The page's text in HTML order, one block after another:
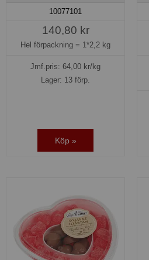
10077101
140,80 kr
Hel förpackning = 1*2,2 kg
Jmf.pris: 64,00 kr/kg
Lager: 13 förp.
Köp »